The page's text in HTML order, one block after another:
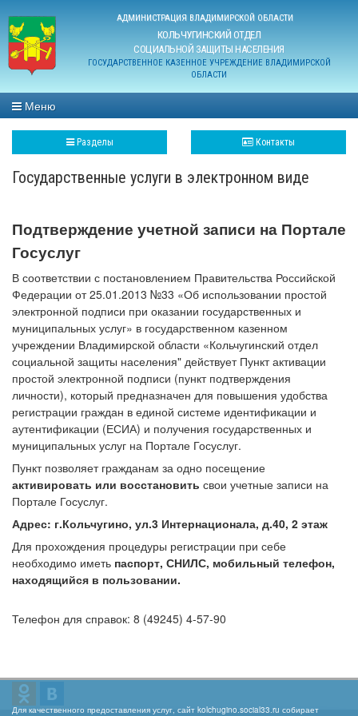
АДМИНИСТРАЦИЯ ВЛАДИМИРСКОЙ ОБЛАСТИ
КОЛЬЧУГИНСКИЙ ОТДЕЛ
СОЦИАЛЬНОЙ ЗАЩИТЫ НАСЕЛЕНИЯ
ГОСУДАРСТВЕННОЕ КАЗЕННОЕ УЧРЕЖДЕНИЕ ВЛАДИМИРСКОЙ
ОБЛАСТИ
Меню
Разделы Контакты
Государственные услуги в электронном виде
Подтверждение учетной записи на Портале
Госуслуг
В соответствии с постановлением Правительства Российской
Федерации от 25.01.2013 №33 «Об использовании простой
электронной подписи при оказании государственных и
муниципальных услуг» в государственном казенном
учреждении Владимирской области «Кольчугинский отдел
социальной защиты населения" действует Пункт активации
простой электронной подписи (пункт подтверждения
личности), который предназначен для повышения удобства
регистрации граждан в единой системе идентификации и
аутентификации (ЕСИА) и получения государственных и
муниципальных услуг на Портале Госуслуг.
Пункт позволяет гражданам за одно посещение
активировать или восстановить свои учетные записи на
Портале Госуслуг.
Адрес: г.Кольчугино, ул.3 Интернационала, д.40, 2 этаж
Для прохождения процедуры регистрации при себе
необходимо иметь паспорт, СНИЛС, мобильный телефон,
находящийся в пользовании.
Телефон для справок: 8 (49245) 4-57-90
Для качественного предоставления услуг, сайт kolchugino.social33.ru собирает